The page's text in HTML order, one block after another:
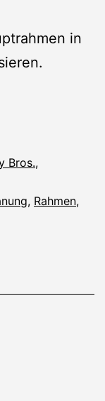
in
Bros.,
, Rahmen,